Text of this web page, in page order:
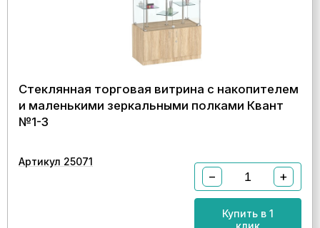
Стеклянная торговая витрина с накопителем
и маленькими зеркальными полками Квант
№1-3
Артикул 25071
− +
Купить в 1
клик